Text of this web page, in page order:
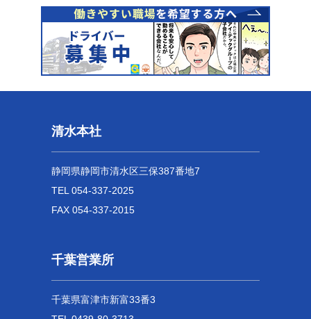
清水本社
静岡県静岡市清水区三保387番地7
TEL 054-337-2025
FAX 054-337-2015
千葉営業所
千葉県富津市新富33番3